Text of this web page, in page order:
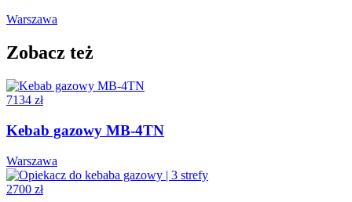
Warszawa
Zobacz też
7134 zł
Kebab gazowy MB-4TN
Warszawa
2700 zł